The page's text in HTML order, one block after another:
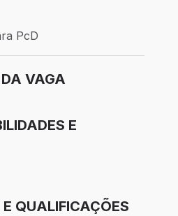
Híbrido
PcD
VAGA
E
E QUALIFICAÇÕES